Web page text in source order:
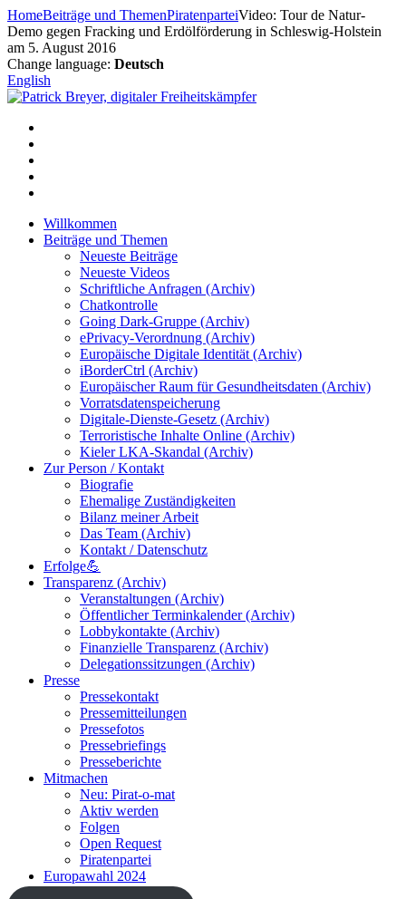
Zum
Inhalt
springen
HomeBeiträge und ThemenPiratenparteiVideo: Tour de Natur-
Demo gegen Fracking und Erdölförderung in Schleswig-Holstein
am 5. August 2016
Change language: Deutsch
English
Willkommen
Beiträge und Themen
Neueste Beiträge
Neueste Videos
Schriftliche Anfragen (Archiv)
Chatkontrolle
Going Dark-Gruppe (Archiv)
ePrivacy-Verordnung (Archiv)
Europäische Digitale Identität (Archiv)
iBorderCtrl (Archiv)
Europäischer Raum für Gesundheitsdaten (Archiv)
Vorratsdatenspeicherung
Digitale-Dienste-Gesetz (Archiv)
Terroristische Inhalte Online (Archiv)
Kieler LKA-Skandal (Archiv)
Zur Person / Kontakt
Biografie
Ehemalige Zuständigkeiten
Bilanz meiner Arbeit
Das Team (Archiv)
Kontakt / Datenschutz
Erfolge💪
Transparenz (Archiv)
Veranstaltungen (Archiv)
Öffentlicher Terminkalender (Archiv)
Lobbykontakte (Archiv)
Finanzielle Transparenz (Archiv)
Delegationssitzungen (Archiv)
Presse
Pressekontakt
Pressemitteilungen
Pressefotos
Pressebriefings
Presseberichte
Mitmachen
Neu: Pirat-o-mat
Aktiv werden
Folgen
Open Request
Piratenpartei
Europawahl 2024